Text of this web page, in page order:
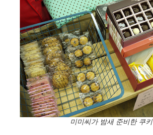
미미씨가 밤새 준비한 쿠키